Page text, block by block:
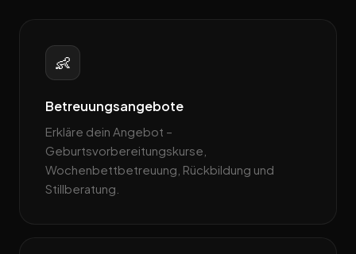
👶
Betreuungsangebote
Erkläre dein Angebot –
Geburtsvorbereitungskurse,
Wochenbettbetreuung, Rückbildung und
Stillberatung.